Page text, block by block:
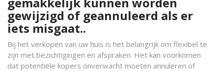
gewijzigd of geannuleerd als er
iets misgaat..
Bij het verkopen van uw huis is het belangrijk om flexibel te
zijn met bezichtigingen en afspraken. Het kan voorkomen
dat potentiële kopers onverwacht moeten annuleren of